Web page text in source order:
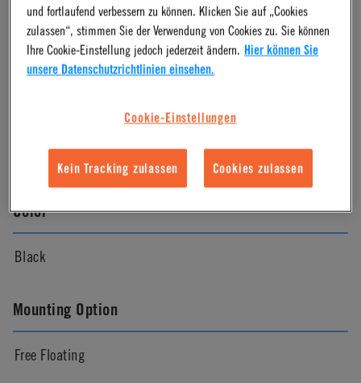
Material Finish
Molded Black
Color
Black
Mounting Option
Free Floating
und fortlaufend verbessern zu können. Klicken Sie auf „Cookies
zulassen“, stimmen Sie der Verwendung von Cookies zu. Sie können
Ihre Cookie-Einstellung jedoch jederzeit ändern. Hier können Sie
unsere Datenschutzrichtlinien einsehen.
Cookie-Einstellungen
Kein Tracking zulassen Cookies zulassen